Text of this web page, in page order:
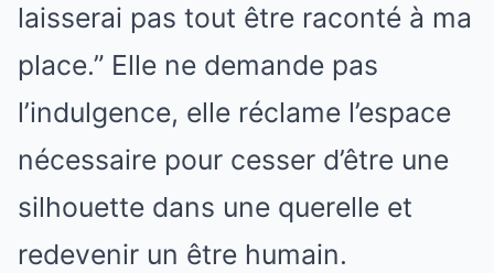
laisserai pas tout être raconté à ma
place.” Elle ne demande pas
l’indulgence, elle réclame l’espace
nécessaire pour cesser d’être une
silhouette dans une querelle et
redevenir un être humain.